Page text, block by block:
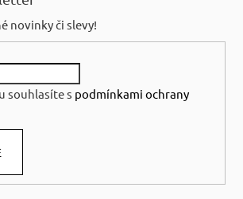
novinky či slevy!
souhlasíte s podmínkami ochrany